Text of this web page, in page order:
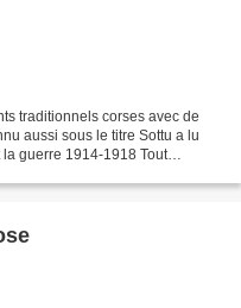
traditionnels corses avec de
aussi sous le titre Sottu a lu
guerre 1914-1918 Tout